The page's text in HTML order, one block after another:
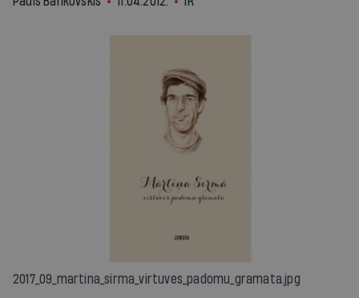
2017_09_martina_sirma_virtuves_padomu_gramata.jpg